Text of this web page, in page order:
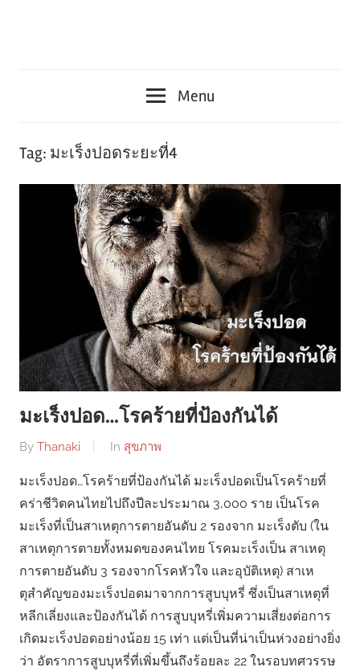
Menu
Tag: มะเร็งปอดระยะที่4
มะเร็งปอด…โรคร้ายที่ป้องกันได้
By Thanaki In สุขภาพ
มะเร็งปอด…โรคร้ายที่ป้องกันได้ มะเร็งปอดเป็นโรคร้ายที่
คร่าชีวิตคนไทยไปถึงปีละประมาณ 3,000 ราย เป็นโรค
มะเร็งที่เป็นสาเหตุการตายอันดับ 2 รองจาก มะเร็งตับ (ใน
สาเหตุการตายทั้งหมดของคนไทย โรคมะเร็งเป็น สาเหตุ
การตายอันดับ 3 รองจากโรคหัวใจ และอุบัติเหตุ) สาเห
ตุสําคัญของมะเร็งปอดมาจากการสูบบุหรี่ ซึ่งเป็นสาเหตุที่
หลีกเลี่ยงและป้องกันได้ การสูบบุหรี่เพิ่มความเสี่ยงต่อการ
เกิดมะเร็งปอดอย่างน้อย 15 เท่า แต่เป็นที่น่าเป็นห่วงอย่างยิ่ง
ว่า อัตราการสูบบุหรี่ที่เพิ่มขึ้นถึงร้อยละ 22 ในรอบทศวรรษ